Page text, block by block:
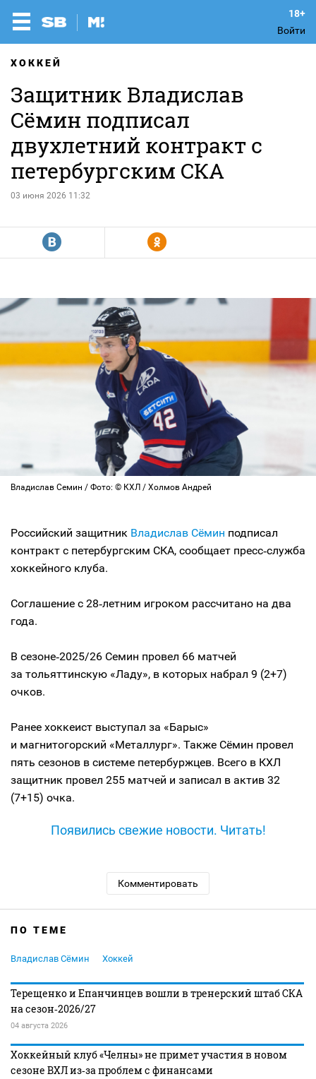
Войти
ХОККЕЙ
Защитник Владислав
Сёмин подписал
двухлетний контракт с
петербургским СКА
03 июня 2026 11:32
R Y
Владислав Семин / Фото: © КХЛ / Холмов Андрей
Российский защитник Владислав Сёмин подписал
контракт с петербургским СКА, сообщает пресс‑служба
хоккейного клуба.
Соглашение с 28‑летним игроком рассчитано на два
года.
В сезоне‑2025/26 Семин провел 66 матчей
за тольяттинскую «Ладу», в которых набрал 9 (2+7)
очков.
Ранее хоккеист выступал за «Барыс»
и магнитогорский «Металлург». Также Сёмин провел
пять сезонов в системе петербуржцев. Всего в КХЛ
защитник провел 255 матчей и записал в актив 32
(7+15) очка.
Появились свежие новости. Читать!
Комментировать
ПО ТЕМЕ
Владислав Сёмин Хоккей
Терещенко и Епанчинцев вошли в тренерский штаб СКА
на сезон‑2026/27
04 августа 2026
Хоккейный клуб «Челны» не примет участия в новом
сезоне ВХЛ из‑за проблем с финансами